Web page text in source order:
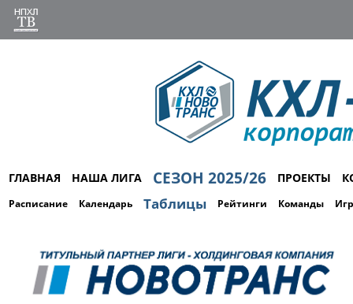
ГЛАВНАЯ НАША ЛИГА СЕЗОН 2025/26 ПРОЕКТЫ
Расписание Календарь Таблицы Рейтинги Команды